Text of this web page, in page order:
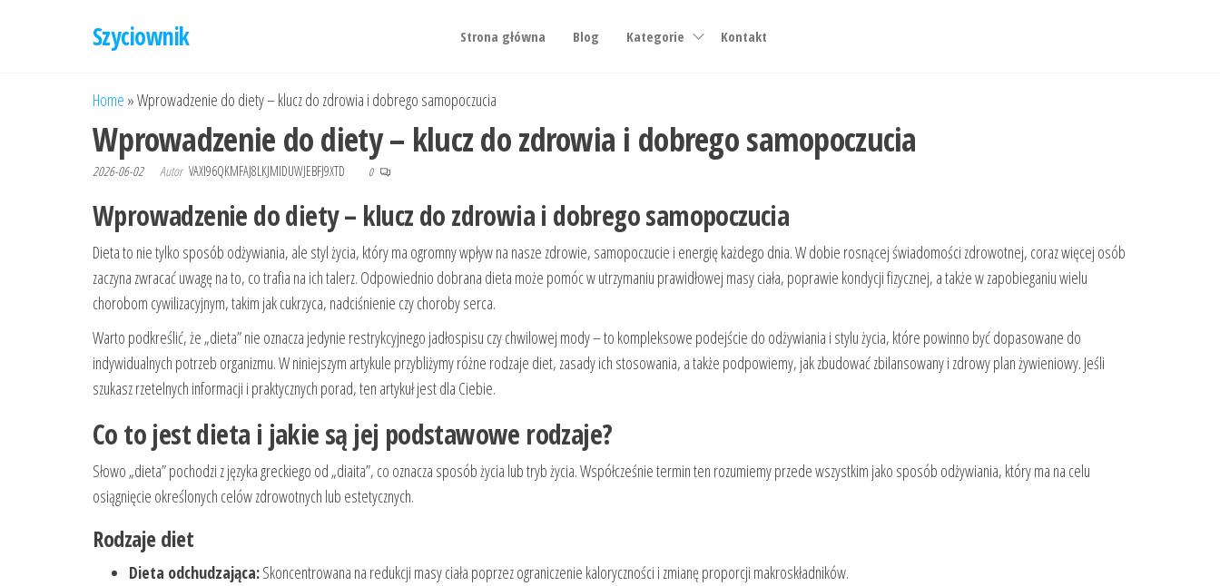
Szyciownik Strona główna Blog Kategorie Kontakt
Home »Wprowadzenie do diety – klucz do zdrowia i dobrego samopoczucia
Wprowadzenie do diety – klucz do zdrowia i dobrego samopoczucia
2026-06-02 Autor VAXI96QKMFAJ8LKJMIDUWJEBFJ9XTD 0
Wprowadzenie do diety – klucz do zdrowia i dobrego samopoczucia
Dieta to nie tylko sposób odżywiania, ale styl życia, który ma ogromny wpływ na nasze zdrowie, samopoczucie i energię każdego dnia. W dobie rosnącej świadomości zdrowotnej, coraz więcej osób
zaczyna zwracać uwagę na to, co trafia na ich talerz. Odpowiednio dobrana dieta może pomóc w utrzymaniu prawidłowej masy ciała, poprawie kondycji fizycznej, a także w zapobieganiu wielu
chorobom cywilizacyjnym, takim jak cukrzyca, nadciśnienie czy choroby serca.
Warto podkreślić, że „dieta” nie oznacza jedynie restrykcyjnego jadłospisu czy chwilowej mody – to kompleksowe podejście do odżywiania i stylu życia, które powinno być dopasowane do
indywidualnych potrzeb organizmu. W niniejszym artykule przybliżymy różne rodzaje diet, zasady ich stosowania, a także podpowiemy, jak zbudować zbilansowany i zdrowy plan żywieniowy. Jeśli
szukasz rzetelnych informacji i praktycznych porad, ten artykuł jest dla Ciebie.
Co to jest dieta i jakie są jej podstawowe rodzaje?
Słowo „dieta” pochodzi z języka greckiego od „diaita”, co oznacza sposób życia lub tryb życia. Współcześnie termin ten rozumiemy przede wszystkim jako sposób odżywiania, który ma na celu
osiągnięcie określonych celów zdrowotnych lub estetycznych.
Rodzaje diet
Dieta odchudzająca:Skoncentrowana na redukcji masy ciała poprzez ograniczenie kaloryczności i zmianę proporcji makroskładników.